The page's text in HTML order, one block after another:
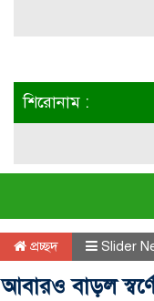
শিরোনাম :
প্রচ্ছদ Slider
আবারও বাড়ল